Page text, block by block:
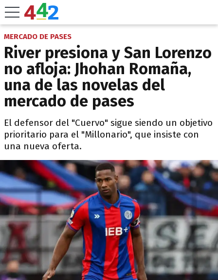
MERCADO DE PASES
River presiona y San Lorenzo
no afloja: Jhohan Romaña,
una de las novelas del
mercado de pases
El defensor del "Cuervo" sigue siendo un objetivo
prioritario para el "Millonario", que insiste con
una nueva oferta.